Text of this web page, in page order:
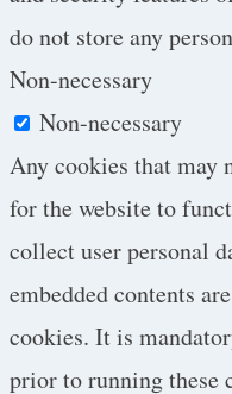
do not store any
Non-necessary
Non-necessary
Any cookies that may
for the website to
collect user personal
embedded contents
cookies. It is
prior to running these